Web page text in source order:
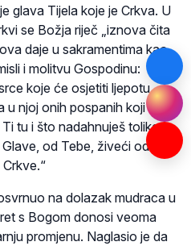
glava Tijela koje je Crkva. U
se Božja riječ „iznova čita
daje u sakramentima kao
i molitvu Gospodinu:
koje će osjetiti ljepotu
u njoj onih pospanih koji ne
tu i što nadahnuješ tolike,
od Tebe, živeći od žive
na dolazak mudraca u
s Bogom donosi veoma
promjenu. Naglasio je da